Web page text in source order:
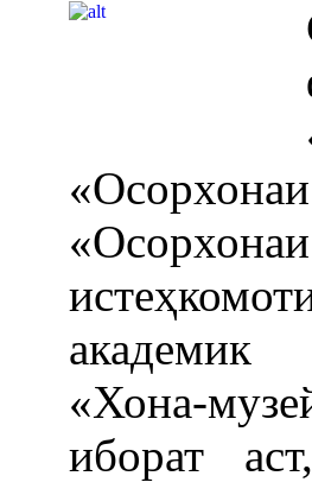
«Хона-
иборат